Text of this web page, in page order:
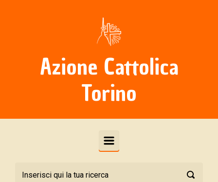
Azione Cattolica
Torino